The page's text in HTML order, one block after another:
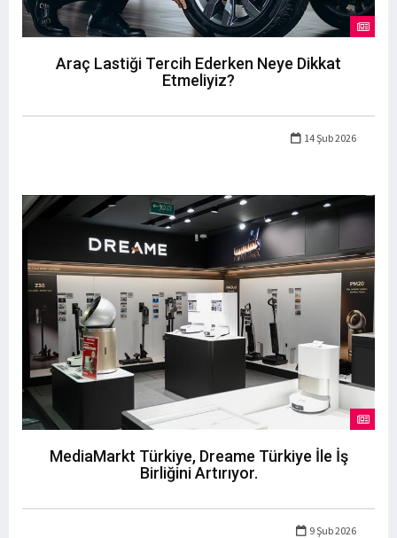
Araç Lastiği Tercih Ederken Neye Dikkat
Etmeliyiz?
14 Şub 2026
MediaMarkt Türkiye, Dreame Türkiye İle İş
Birliğini Artırıyor.
9 Şub 2026